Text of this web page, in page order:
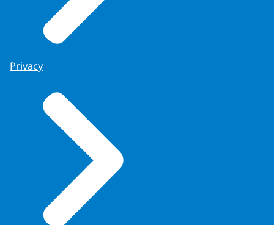
Privacy